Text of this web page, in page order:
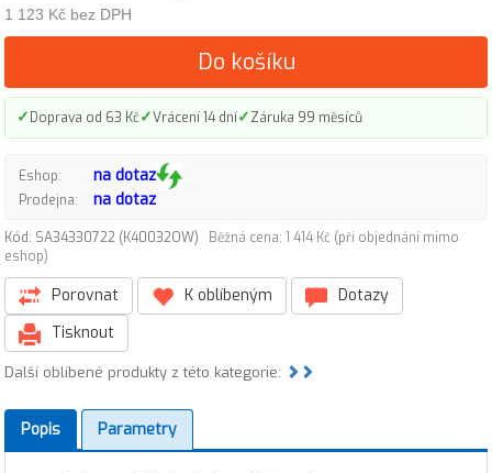
1 123 Kč bez DPH
Do košíku
✓Doprava od 63 Kč✓Vrácení 14 dní✓Záruka 99 měsíců
Eshop: na dotaz
Prodejna: na dotaz
Kód: SA34330722 (K40032OW)
Běžná cena: 1 414 Kč (při objednání mimo
eshop)
Porovnat K oblíbeným
Dotazy
Tisknout
Další oblíbené produkty z této kategorie:
Popis Parametry